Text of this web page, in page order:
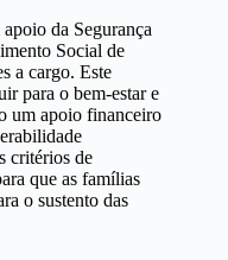
da Segurança
Social de
a cargo. Este
para o bem-estar e
um apoio financeiro
critérios de
que as famílias
o sustento das